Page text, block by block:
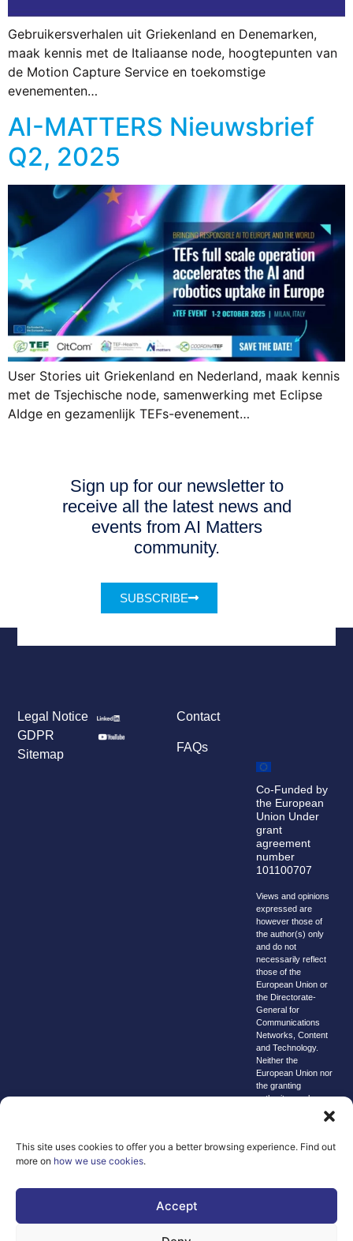
This site uses cookies to offer you a better browsing experience. Find out
more on how we use cookies.
Accept
Gebruikersverhalen uit Griekenland en Denemarken,
maak kennis met de Italiaanse node, hoogtepunten van
de Motion Capture Service en toekomstige
evenementen…
AI-MATTERS Nieuwsbrief
Q2, 2025
User Stories uit Griekenland en Nederland, maak kennis
met de Tsjechische node, samenwerking met Eclipse
AIdge en gezamenlijk TEFs-evenement…
Sign up for our newsletter to
receive all the latest news and
events from AI Matters
community.
SUBSCRIBE
Contact
FAQs
Legal Notice
GDPR
Sitemap
Co-Funded by
the European
Union Under
grant
agreement
number
101100707
Views and opinions
expressed are
however those of
the author(s) only
and do not
necessarily reflect
those of the
European Union or
the Directorate-
General for
Communications
Networks, Content
and Technology.
Neither the
European Union nor
the granting
authority can be
held responsible for
© copyright